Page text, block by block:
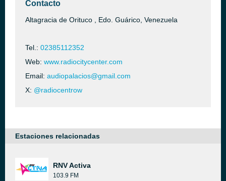
Contacto
Altagracia de Orituco , Edo. Guárico, Venezuela
Tel.: 02385112352
Web: www.radiocitycenter.com
Email: audiopalacios@gmail.com
X: @radiocentrow
Estaciones relacionadas
RNV Activa
103.9 FM